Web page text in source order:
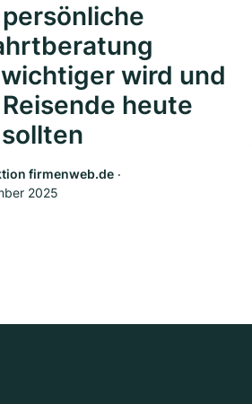
wird und
heute
firmenweb.de‧
2025